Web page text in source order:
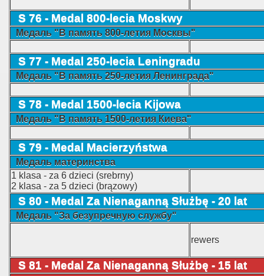
S 76 - Medal 800-lecia Moskwy
Медаль "В память 800-летия Москвы"
S 77 - Medal 250-lecia Leningradu
Медаль "В память 250-летия Ленинграда"
S 78 - Medal 1500-lecia Kijowa
Медаль "В память 1500-летия Киева"
S 79 - Medal Macierzyństwa
Медаль материнства
1 klasa - za 6 dzieci (srebrny)
2 klasa - za 5 dzieci (brązowy)
S 80 - Medal Za Nienaganną Służbę - 20 lat
Медаль "За безупречную службу"
rewers
S 81 - Medal Za Nienaganną Służbę - 15 lat